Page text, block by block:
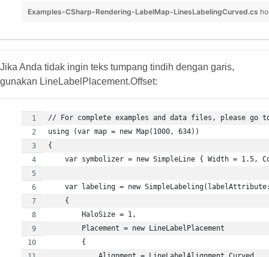
Examples-CSharp-Rendering-LabelMap-LinesLabelingCurved.cs
Jika Anda tidak ingin teks tumpang tindih dengan garis,
gunakan LineLabelPlacement.Offset: